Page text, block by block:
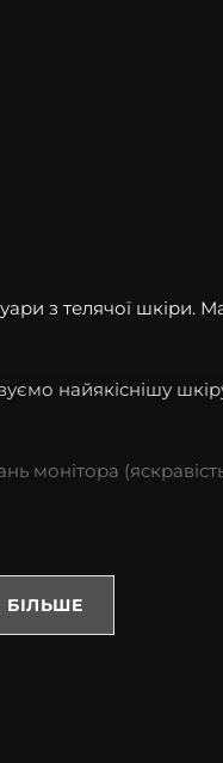
з телячої шкіри.
найякіснішу
монітора
аксесуар, Ви
лягає по-
БІЛЬШЕ